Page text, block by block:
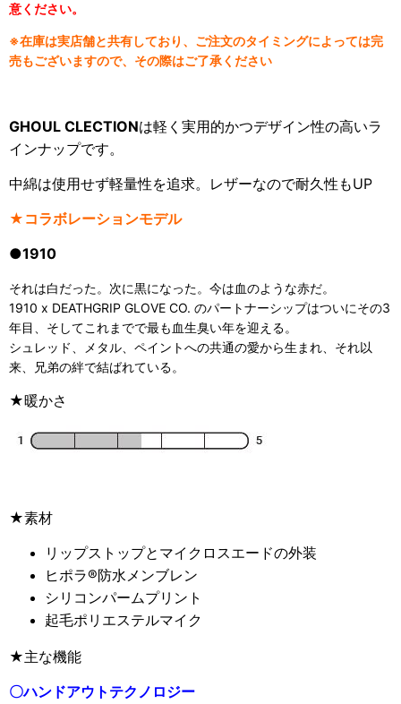
意ください。
※在庫は実店舗と共有しており、ご注文のタイミングによっては完
売もございますので、その際はご了承ください
GHOUL CLECTIONは軽く実用的かつデザイン性の高いラ
インナップです。
中綿は使用せず軽量性を追求。レザーなので耐久性もUP
★コラボレーションモデル
●1910
それは白だった。次に黒になった。今は血のような赤だ。
1910 x DEATHGRIP GLOVE CO. のパートナーシップはついにその3
年目、そしてこれまでで最も血生臭い年を迎える。
シュレッド、メタル、ペイントへの共通の愛から生まれ、 それ以
来、兄弟の絆で結ばれている。
★暖かさ
★素材
リップストップとマイクロスエードの外装
ヒポラ®防水メンブレン
シリコンパームプリント
起毛ポリエステルマイク
★主な機能
〇ハンドアウトテクノロジー